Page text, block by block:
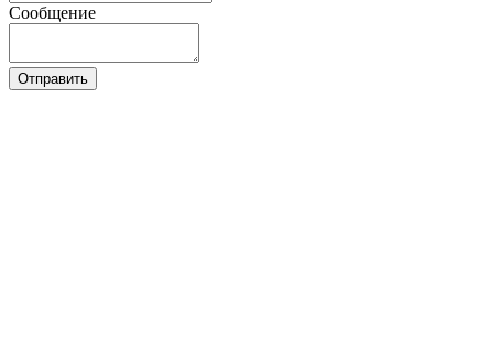
Сообщение
Отправить